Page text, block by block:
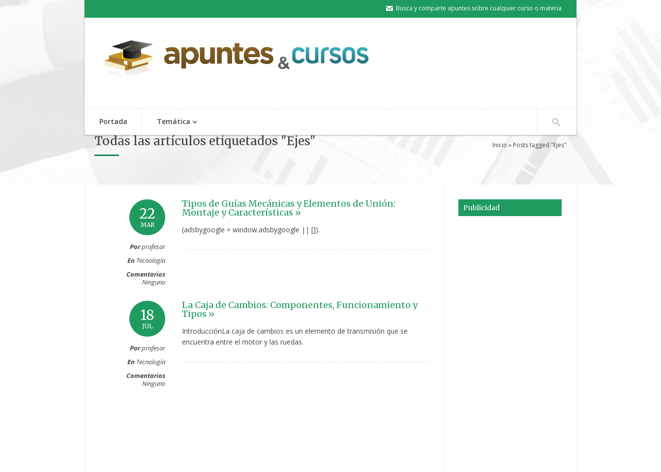
Busca y comparte apuntes sobre cualquier curso o materia
Portada Temática
Todas las artículos etiquetados "Ejes" Inicio » Posts tagged "Ejes"
22
MAR
Porprofesor
En Tecnología
Comentarios
Ninguno
Tipos de Guías Mecánicas y Elementos de Unión:
Montaje y Características »
(adsbygoogle = window.adsbygoogle || []).
18
JUL
Porprofesor
En Tecnología
Comentarios
Ninguno
La Caja de Cambios: Componentes, Funcionamiento y
Tipos »
IntroducciónLa caja de cambios es un elemento de transmisión que se
encuentra entre el motor y las ruedas.
Publicidad